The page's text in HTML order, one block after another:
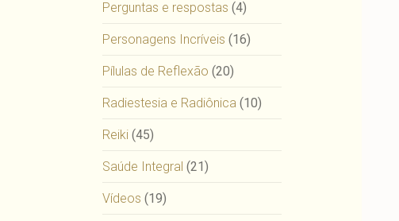
Perguntas e respostas (4)
Personagens Incríveis (16)
Pílulas de Reflexão (20)
Radiestesia e Radiônica (10)
Reiki (45)
Saúde Integral (21)
Vídeos (19)